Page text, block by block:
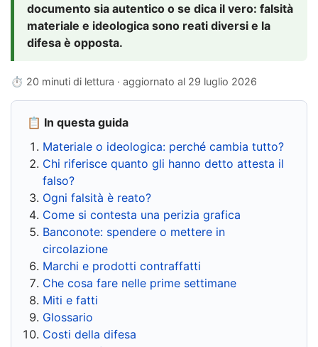
documento sia autentico o se dica il vero: falsità
materiale e ideologica sono reati diversi e la
difesa è opposta.
⏱ 20 minuti di lettura · aggiornato al 29 luglio 2026
📋 In questa guida
Materiale o ideologica: perché cambia tutto?
Chi riferisce quanto gli hanno detto attesta il
falso?
Ogni falsità è reato?
Come si contesta una perizia grafica
Banconote: spendere o mettere in
circolazione
Marchi e prodotti contraffatti
Che cosa fare nelle prime settimane
Miti e fatti
Glossario
Costi della difesa